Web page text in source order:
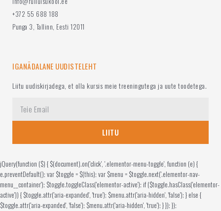
+372 55 688 188
Punga 3, Tallinn, Eesti 12011
IGANÄDALANE UUDISTELEHT
Liitu uudiskirjadega, et olla kursis meie treeningutega ja uute toodetega.
LIITU
jQuery(function ($) { $(document).on('click', '.elementor-menu-toggle', function (e) {
e.preventDefault(); var $toggle = $(this); var $menu = $toggle.next('.elementor-nav-
menu__container'); $toggle.toggleClass('elementor-active'); if ($toggle.hasClass('elementor-
active')) { $toggle.attr('aria-expanded', 'true'); $menu.attr('aria-hidden', 'false'); } else {
$toggle.attr('aria-expanded', 'false'); $menu.attr('aria-hidden', 'true'); } }); });